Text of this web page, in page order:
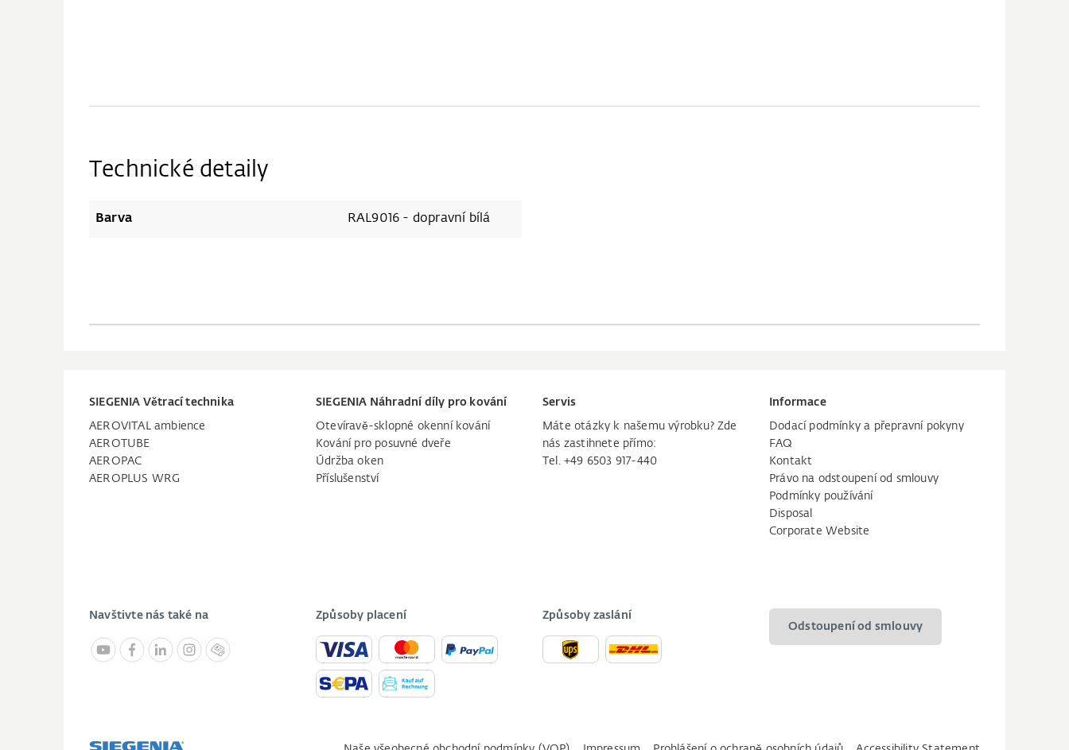
Technické detaily
Barva RAL9016 - dopravní bílá
SIEGENIA Větrací technika
AEROVITAL ambience
AEROTUBE
AEROPAC
AEROPLUS WRG
SIEGENIA Náhradní díly pro kování
Otevíravě-sklopné okenní kování
Kování pro posuvné dveře
Údržba oken
Příslušenství
Servis
Máte otázky k našemu výrobku? Zde
nás zastihnete přímo:
Tel. +49 6503 917-440
Informace
Dodací podmínky a přepravní pokyny
FAQ
Kontakt
Právo na odstoupení od smlouvy
Podmínky používání
Disposal
Corporate Website
Navštivte nás také na Způsoby placení
Způsoby zaslání
Odstoupení od smlouvy